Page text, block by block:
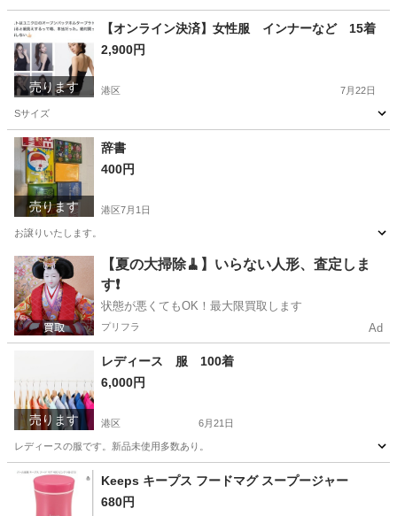
東京 港区 スポーツウェア ヒップアップ
売ります
【オンライン決済】女性服 インナーなど 15着
2,900円
港区 7月22日
Sサイズ
東京 港区 Tシャツ
売ります
辞書
400円
港区7月1日
お譲りいたします。
東京 港区 参考書
【夏の大掃除🧹】いらない人形、査定しま
す❗️
状態が悪くてもOK！最大限買取します
プリフラ Ad
売ります
レディース 服 100着
6,000円
港区 6月21日
レディースの服です。新品未使用多数あり。
東京 港区 新品
Keeps キープス フードマグ スープージャー
680円